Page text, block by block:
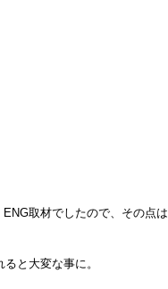
取材でしたので、その点は
と大変な事に。